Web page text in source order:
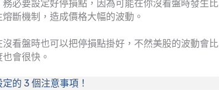
必要設定好停損點，因為可能在你沒看盤時發生比
斷機制，造成價格大幅的波動。
看盤時也可以把停損點掛好，不然美股的波動會比
會很快。
的 3 個注意事項！